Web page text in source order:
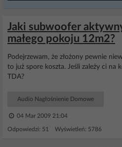
Jaki subwoofer
małego pokoju 12m2?
Podejrzewam, że złożony pewnie
to już spore koszta. Jeśli zależy ci na
TDA?
Audio Nagłośnienie Domowe
04 Mar 2009 21:04
Odpowiedzi: 51 Wyświetleń: 5786